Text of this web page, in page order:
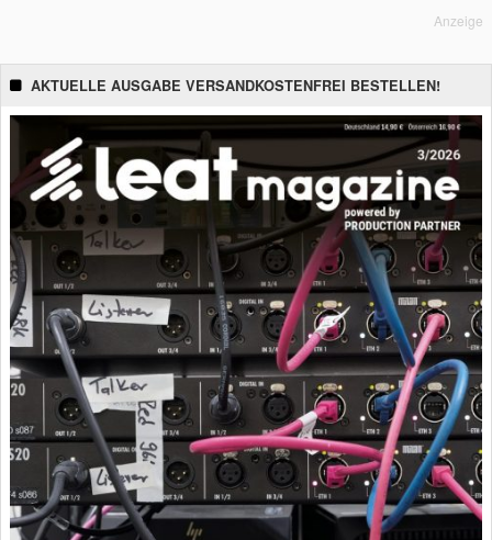
Anzeige
AKTUELLE AUSGABE VERSANDKOSTENFREI BESTELLEN!